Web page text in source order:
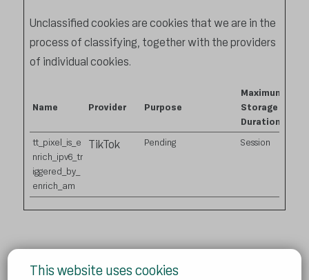
This website uses cookies
Unclassified cookies are cookies that we are in the
process of classifying, together with the providers
of individual cookies.
Name Provider Purpose
Maximum
Storage
Duration
tt_pixel_is_e
nrich_ipv6_tr
iggered_by_
enrich_am
TikTok Pending Session